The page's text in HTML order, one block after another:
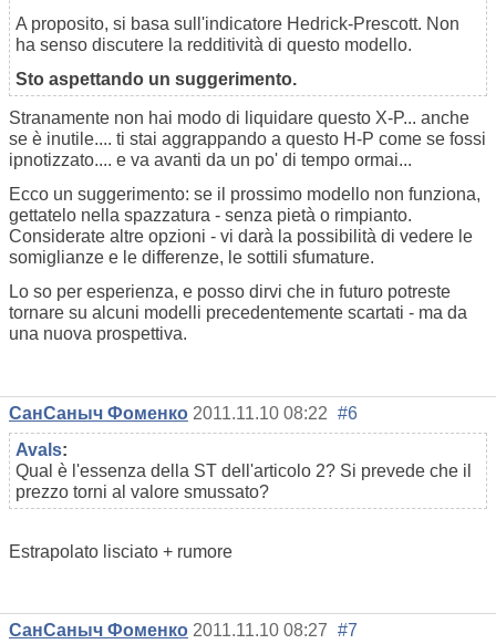
A proposito, si basa sull'indicatore Hedrick-Prescott. Non
ha senso discutere la redditività di questo modello.
Sto aspettando un suggerimento.
Stranamente non hai modo di liquidare questo X-P... anche
se è inutile.... ti stai aggrappando a questo H-P come se fossi
ipnotizzato.... e va avanti da un po' di tempo ormai...
Ecco un suggerimento: se il prossimo modello non funziona,
gettatelo nella spazzatura - senza pietà o rimpianto.
Considerate altre opzioni - vi darà la possibilità di vedere le
somiglianze e le differenze, le sottili sfumature.
Lo so per esperienza, e posso dirvi che in futuro potreste
tornare su alcuni modelli precedentemente scartati - ma da
una nuova prospettiva.
СанСаныч Фоменко 2011.11.10 08:22 #6
Avals:
Qual è l'essenza della ST dell'articolo 2? Si prevede che il
prezzo torni al valore smussato?
Estrapolato lisciato + rumore
СанСаныч Фоменко 2011.11.10 08:27 #7